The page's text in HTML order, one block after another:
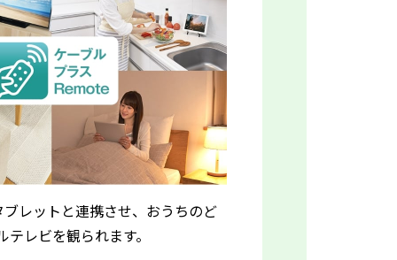
レットと連携させ、おうちのど
レビを観られます。